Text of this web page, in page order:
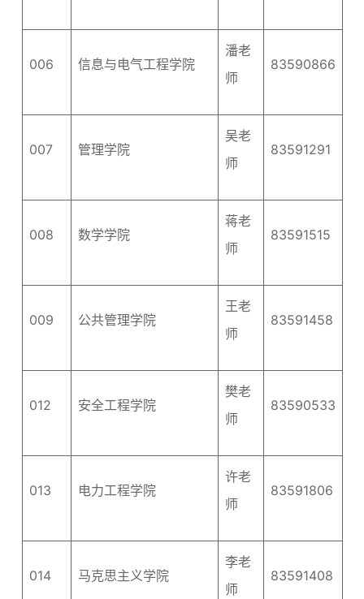
006 信息与电气工程学院
潘老
师
83590866
007 管理学院
吴老
师
83591291
008 数学学院
蒋老
师
83591515
009 公共管理学院
王老
师
83591458
012 安全工程学院
樊老
师
83590533
013 电力工程学院
许老
师
83591806
014 马克思主义学院
李老
师
83591408